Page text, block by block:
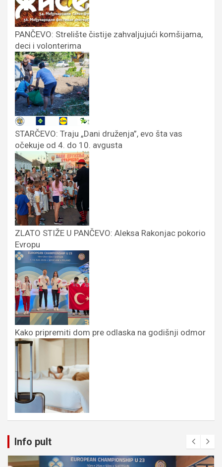
PANČEVO: Strelište čistije zahvaljujući komšijama,
deci i volonterima
STARČEVO: Traju „Dani druženja”, evo šta vas
očekuje od 4. do 10. avgusta
ZLATO STIŽE U PANČEVO: Aleksa Rakonjac pokorio
Evropu
Kako pripremiti dom pre odlaska na godišnji odmor
Info pult